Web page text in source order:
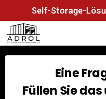
Self-Storage-
Eine
Füllen Sie